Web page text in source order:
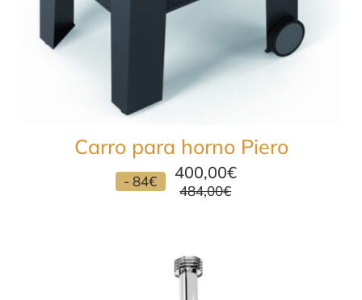
Carro para horno Piero
484,00€
400,00€
- 84€